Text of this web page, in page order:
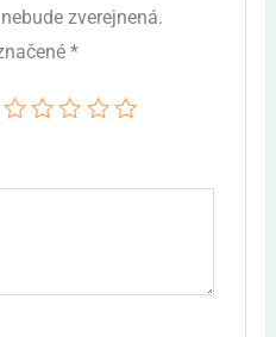
zverejnená.
*